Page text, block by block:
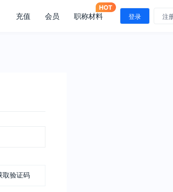
充值 会员 职称材料 登录 注
取验证码